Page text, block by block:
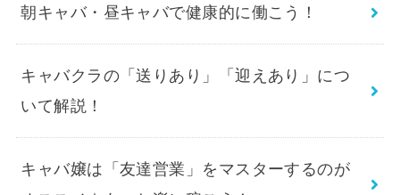
朝キャバ・昼キャバで健康的に働こう！
キャバクラの「送りあり」「迎えあり」につ
いて解説！
キャバ嬢は「友達営業」をマスターするのが